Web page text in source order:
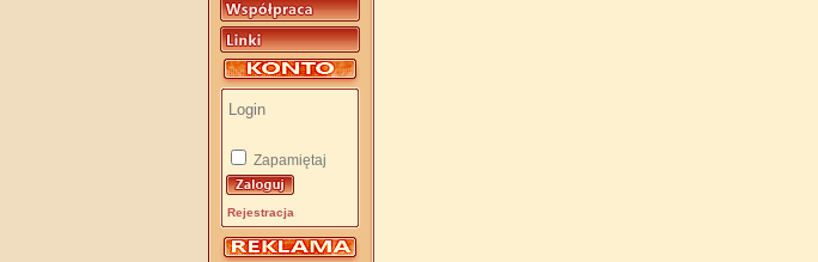
Zapamiętaj
Rejestracja